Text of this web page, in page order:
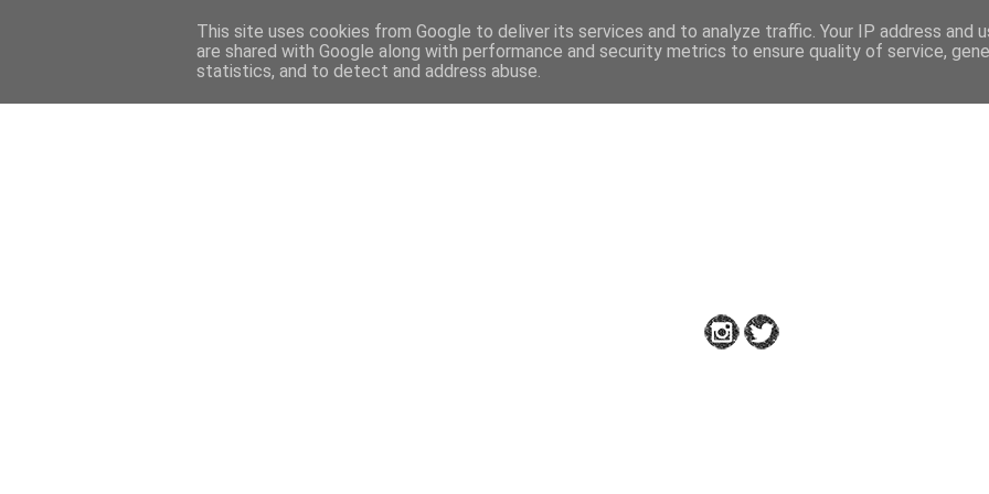
This site uses cookies from Google to deliver its services and to analyze traffic. Your IP address and
are shared with Google along with performance and security metrics to ensure quality of service,
statistics, and to detect and address abuse.